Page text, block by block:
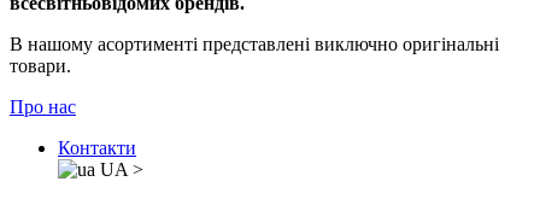
В нашому асортименті представлені виключно оригінальні
товари.
Про нас
Контакти
UA >